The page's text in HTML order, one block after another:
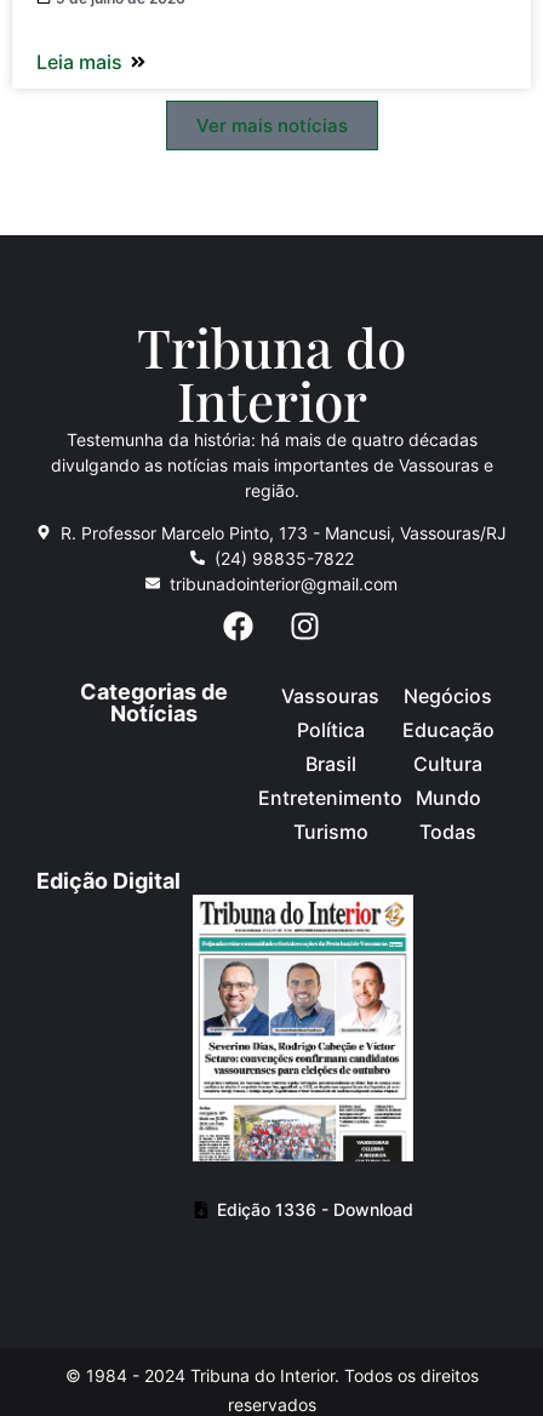
Leia mais
Ver mais notícias
Tribuna do
Interior
Testemunha da história: há mais de quatro décadas
divulgando as notícias mais importantes de Vassouras e
região.
R. Professor Marcelo Pinto, 173 - Mancusi, Vassouras/RJ
(24) 98835-7822
tribunadointerior@gmail.com
Categorias de
Notícias
Vassouras
Política
Brasil
Entretenimento
Turismo
Negócios
Educação
Cultura
Mundo
Todas
Edição Digital
Edição 1336 - Download
© 1984 - 2024 Tribuna do Interior. Todos os direitos
reservados